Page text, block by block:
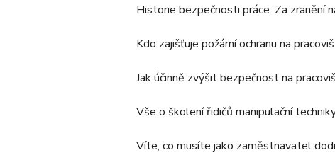
Historie bezpečnosti práce: Za zranění
Kdo zajišťuje požární ochranu na
Jak účinně zvýšit bezpečnost na
Vše o školení řidičů manipulační
Víte, co musíte jako zaměstnavatel